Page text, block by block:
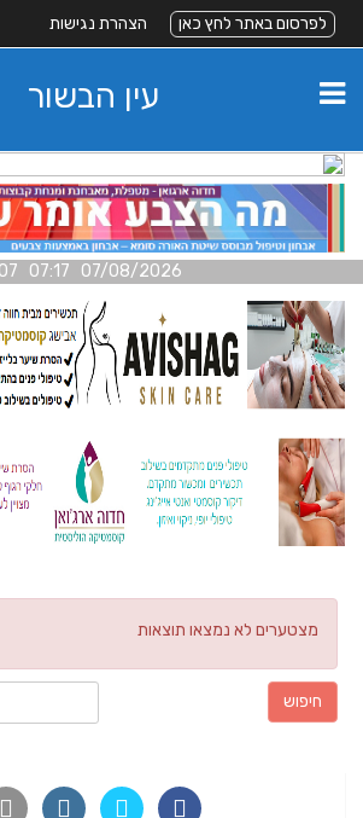
לפרסום באתר לחץ כאן הצהרת נגישות
עין הבשור
07/08/2026 07:17 07
מצטערים לא נמצאו תוצאות
חיפוש: